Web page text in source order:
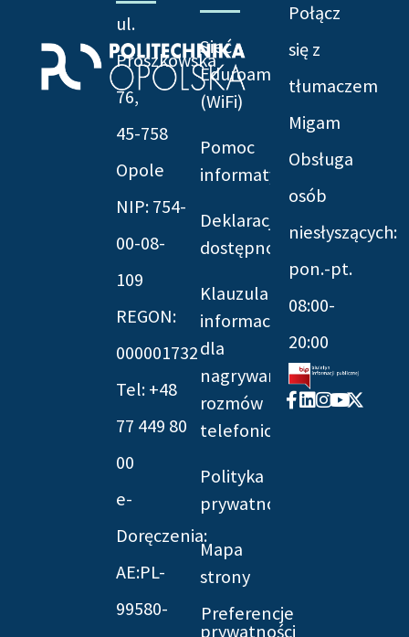
ul.
Prószkowska
76,
45-758
Opole
NIP: 754-
00-08-
109
REGON:
000001732
Tel: +48
77 449 80
00
e-
Doręczenia:
AE:PL-
99580-
Sieć
Eduroam
(WiFi)
Pomoc
informatyczna
Deklaracja
dostępności
Klauzula
informacyjna
dla
nagrywania
rozmów
telefonicznych
Polityka
prywatności
Mapa
strony
Preferencje
prywatności
Połącz
się z
tłumaczem
Migam
Obsługa
osób
niesłyszących:
pon.-pt.
08:00-
20:00
Facebook-
f
Linkedin
Instagram
Youtube
X-
twitter